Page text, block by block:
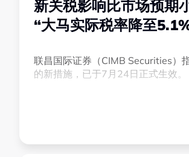
新关税影响比市场预期
“大马实际税率降至
联昌国际证券（CIMB Securities）
的新措施，已于7月24日正式生效。
这项301条款新关税将影响约